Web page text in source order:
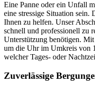
Eine Panne oder ein Unfall
eine stressige Situation
Ihnen zu helfen. Unser
schnell und professionell zu
Unterstützung benötigen.
um die Uhr im Umkreis von
welcher Tages- oder
Zuverlässige